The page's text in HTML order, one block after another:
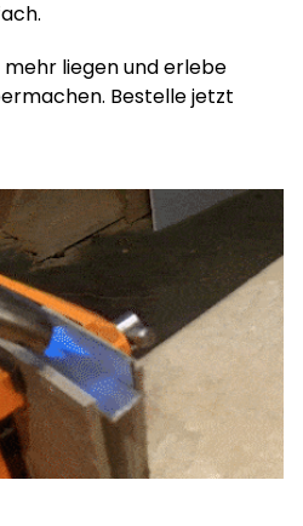
mehr liegen und erlebe
Bestelle jetzt